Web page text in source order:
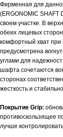
Фирменная для
(ERGONOMIC SHAFT
своем участке. В
обеих лицевых
комфортный хват при
предусмотрена
углами для
шафта сочетаются
сторонах
жесткость и
Покрытие Grip:
противоскользящее
лучше